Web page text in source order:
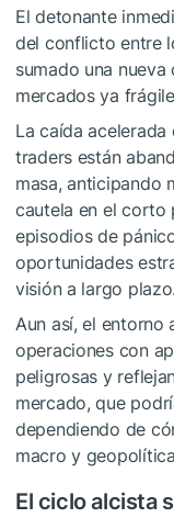
El detonante
del conflicto entre
sumado una
mercados ya
La caída
traders están
masa, anticipando
cautela en el corto
episodios de
oportunidades
visión a largo plazo.
Aun así, el entorno
operaciones con
peligrosas y
mercado, que
dependiendo de
macro y
El ciclo alcista